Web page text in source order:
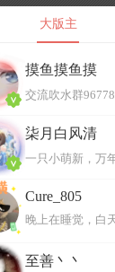
大版主
摸鱼摸鱼摸
交流吹水群
柒月白风清
Cure_805
至善丶丶